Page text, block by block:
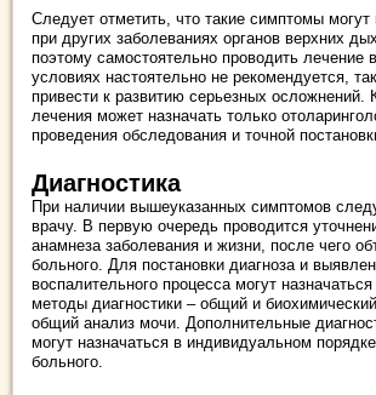
Следует отметить, что такие симптомы
при других заболеваниях органов верхних
поэтому самостоятельно проводить лечение
условиях настоятельно не рекомендуется,
привести к развитию серьезных осложнений.
лечения может назначать только
проведения обследования и точной
Диагностика
При наличии вышеуказанных симптомов
врачу. В первую очередь проводится
анамнеза заболевания и жизни, после чего
больного. Для постановки диагноза и
воспалительного процесса могут
методы диагностики – общий и
общий анализ мочи. Дополнительные
могут назначаться в индивидуальном
больного.